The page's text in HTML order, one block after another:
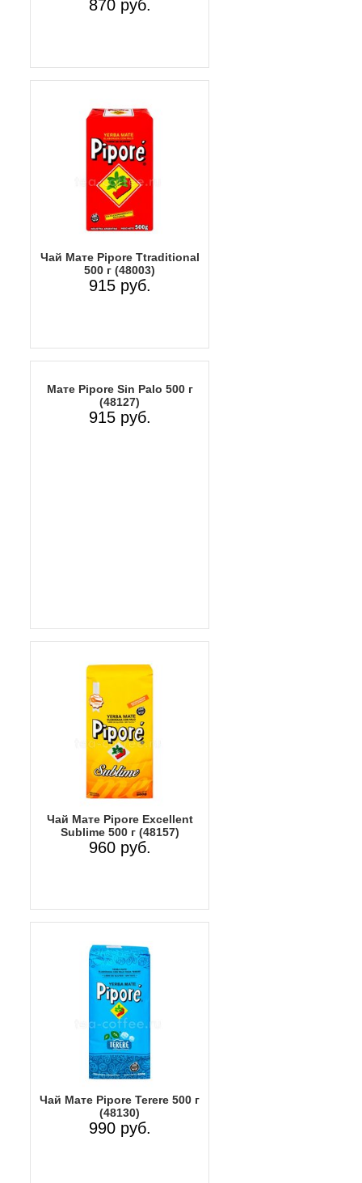
870 руб.
Чай Мате Pipore Ttraditional
500 г (48003)
915 руб.
Мате Pipore Sin Palo 500 г
(48127)
915 руб.
Чай Мате Pipore Excellent
Sublime 500 г (48157)
960 руб.
Чай Мате Pipore Terere 500 г
(48130)
990 руб.